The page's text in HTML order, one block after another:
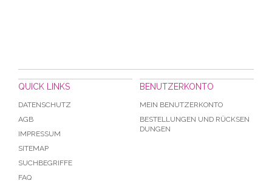
QUICK LINKS
DATENSCHUTZ
AGB
IMPRESSUM
SITEMAP
SUCHBEGRIFFE
FAQ
BENUTZERKONTO
MEIN BENUTZERKONTO
BESTELLUNGEN UND RÜCKSEN
DUNGEN